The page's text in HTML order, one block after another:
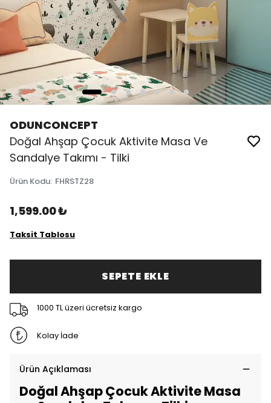
ODUNCONCEPT
Doğal Ahşap Çocuk Aktivite Masa Ve
Sandalye Takımı - Tilki
Ürün Kodu: FHRSTZ28
1,599.00 ₺
Taksit Tablosu
SEPETE EKLE
1000 TL üzeri ücretsiz kargo
Kolay İade
Ürün Açıklaması
Doğal Ahşap Çocuk Aktivite Masa